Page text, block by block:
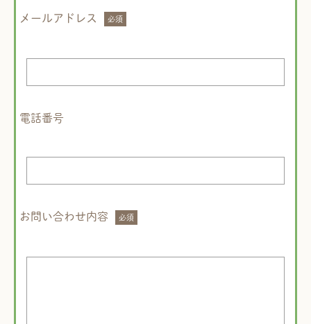
メールアドレス
電話番号
お問い合わせ内容